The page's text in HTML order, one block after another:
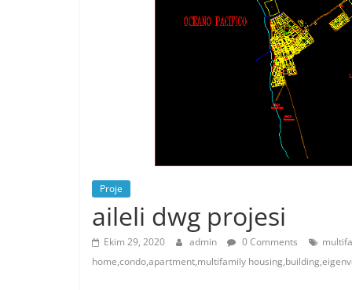
Proje
aileli dwg projesi
Ekim 29, 2020 admin 0 Comments
home,condo,apartment,multifamily